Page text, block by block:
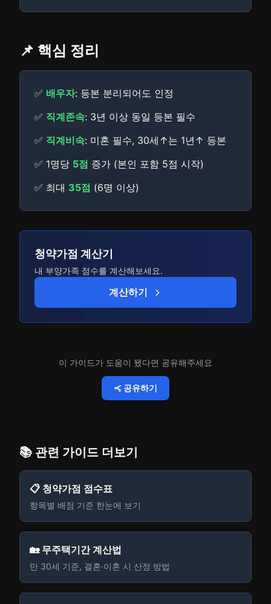
📌 핵심 정리
✅ 배우자: 등본 분리되어도 인정
✅ 직계존속: 3년 이상 동일 등본 필수
✅ 직계비속: 미혼 필수, 30세↑는 1년↑ 등본
✅ 1명당 5점 증가 (본인 포함 5점 시작)
✅ 최대 35점 (6명 이상)
청약가점 계산기
내 부양가족 점수를 계산해보세요.
계산하기
이 가이드가 도움이 됐다면 공유해주세요
공유하기
📚 관련 가이드 더보기
📋 청약가점 점수표
항목별 배점 기준 한눈에 보기
🏡 무주택기간 계산법
만 30세 기준, 결혼·이혼 시 산정 방법